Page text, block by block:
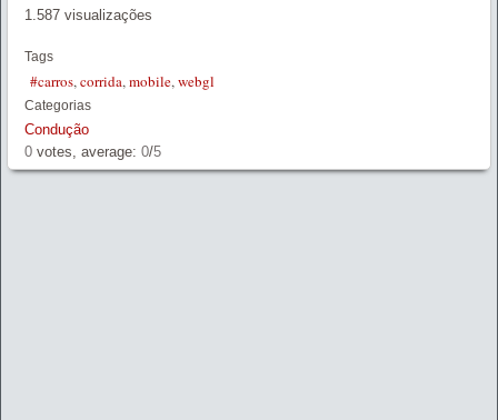
1.587 visualizações
Tags
#carros,corrida,mobile,webgl
Categorias
Condução
0 votes, average: 0/5